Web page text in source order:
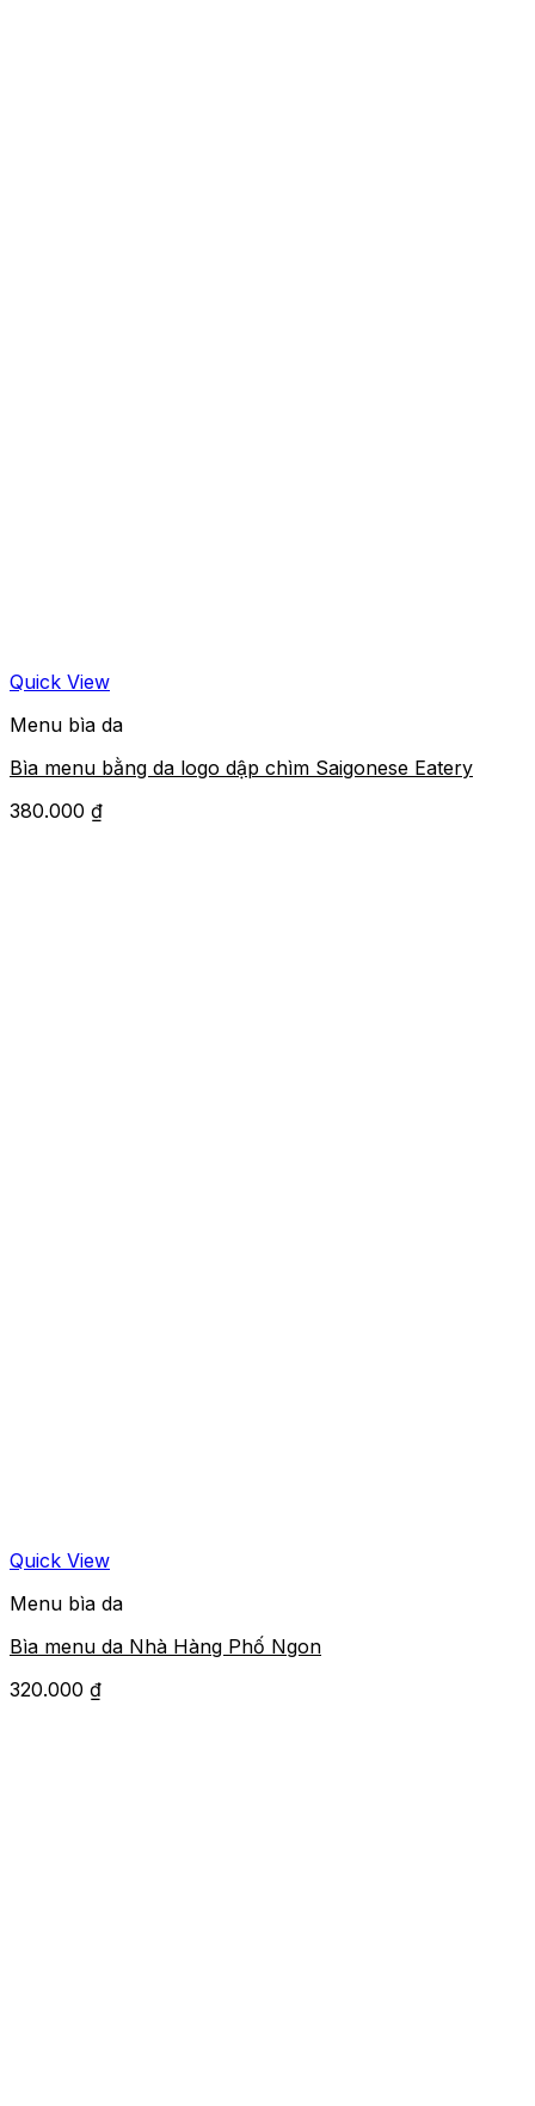
Quick View
Menu bìa da
Bìa menu bằng da logo dập chìm Saigonese Eatery
380.000 ₫
Quick View
Menu bìa da
Bìa menu da Nhà Hàng Phố Ngon
320.000 ₫